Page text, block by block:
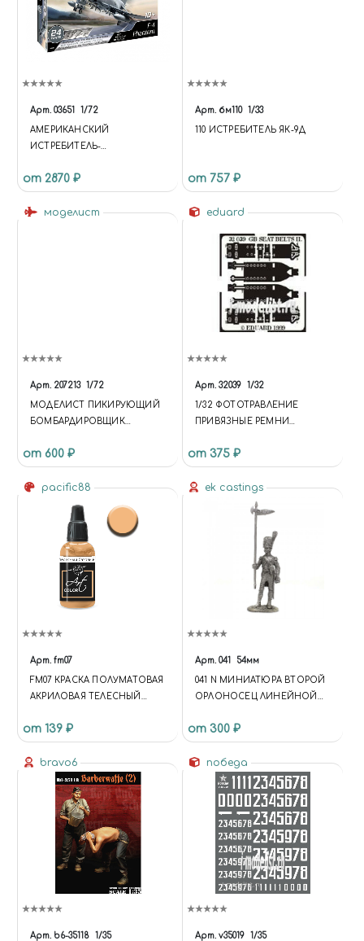
Арт. 03651 1/72
АМЕРИКАНСКИЙ
ИСТРЕБИТЕЛЬ-
PHANTOM (1:72)
от 2870 ₽
Арт. бм110 1/33
110 ИСТРЕБИТЕЛЬ ЯК-9Д
от 757 ₽
моделист
Арт. 207213 1/72
МОДЕЛИСТ ПИКИРУЮЩИЙ
БОМБАРДИРОВЩИК
от 600 ₽
eduard
Арт. 32039 1/32
1/32 ФОТОТРАВЛЕНИЕ
ПРИВЯЗНЫЕ РЕМНИ
от 375 ₽
pacific88
Арт. fm07
FM07 КРАСКА ПОЛУМАТОВАЯ
АКРИЛОВАЯ ТЕЛЕСНЫЙ
от 139 ₽
ek castings
Арт. 041 54мм
041 N МИНИАТЮРА ВТОРОЙ
ОРЛОНОСЕЦ ЛИНЕЙНОЙ
от 300 ₽
bravo6
Арт. b6-35118 1/35
победа
Арт. v35019 1/35